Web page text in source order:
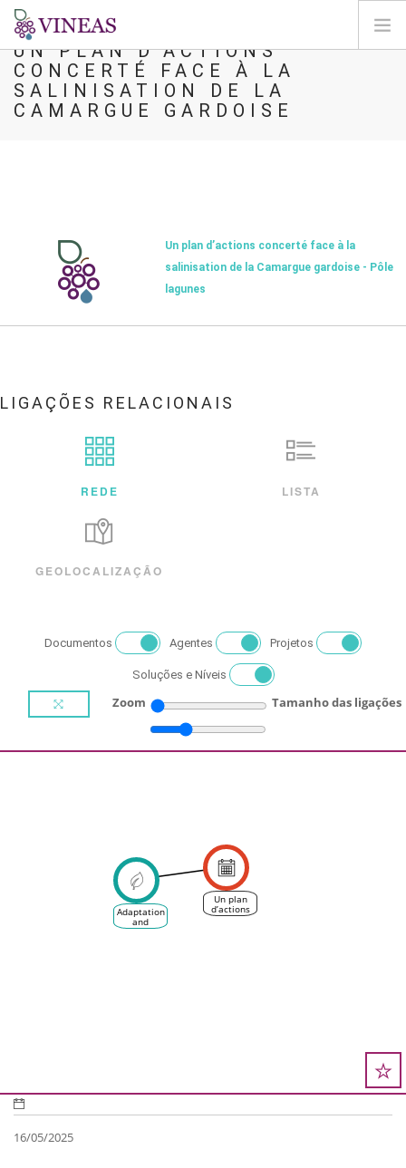
PÁGINA INICIAL
SOBRE A VINEAS
UN PLAN D’ACTIONS
CONCERTÉ FACE À LA
SALINISATION DE LA
CAMARGUE GARDOISE
Un plan d’actions concerté face à la
salinisation de la Camargue gardoise - Pôle
lagunes
LIGAÇÕES RELACIONAIS
REDE LISTA
GEOLOCALIZAÇÃO
Documentos Agentes Projetos
Soluções e Níveis
Zoom Tamanho das ligações
Un plan
d’actions
concerté
Adaptation
and
Mitigation
16/05/2025